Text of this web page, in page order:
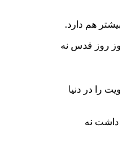
هم دارد.
روز قدس نه
را در دنیا
داشت نه